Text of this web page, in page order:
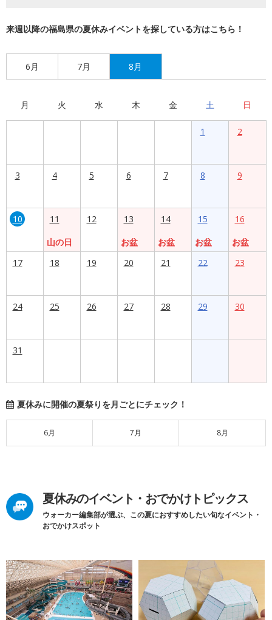
来週以降の福島県の夏休みイベントを探している方はこちら！
6月 7月 8月
月 火 水 木 金 土 日
1 2
3 4 5 6 7 8 9
10
11
山の日
12
13
お盆
14
お盆
15
お盆
16
お盆
17
18 19 20 21 22 23
24 25 26 27 28 29 30
31
夏休みに開催の夏祭りを月ごとにチェック！
6月 7月 8月
夏休みのイベント・おでかけトピックス
ウォーカー編集部が選ぶ、この夏におすすめしたい旬なイベント・
おでかけスポット